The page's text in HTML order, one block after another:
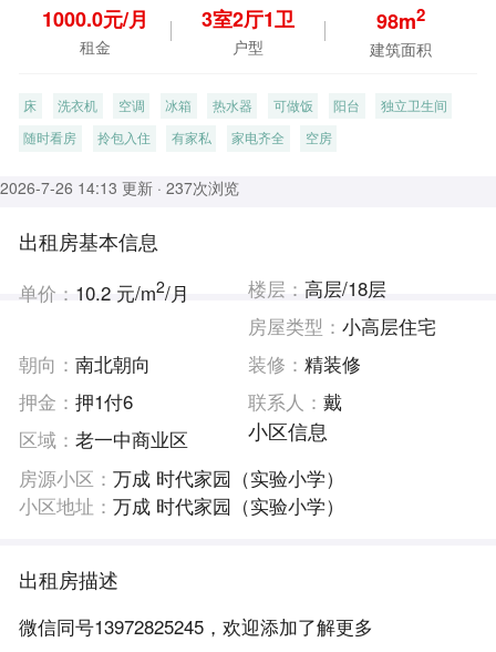
1000.0元/月
租金
3室2厅1卫
户型
98m2
建筑面积
床 洗衣机 空调 冰箱 热水器 可做饭 阳台
独立卫生间
随时看房
拎包入住 有家私 家电齐全 空房
2026-7-26 14:13 更新 · 237次浏览
出租房基本信息
单价： 10.2 元/m2/月 楼层： 高层/18层
房屋类型： 小高层住宅
朝向： 南北朝向 装修： 精装修
押金： 押1付6 联系人： 戴
区域： 老一中商业区 小区信息
房源小区： 万成 时代家园（实验小学）
小区地址： 万成 时代家园（实验小学）
出租房描述
微信同号13972825245，欢迎添加了解更多